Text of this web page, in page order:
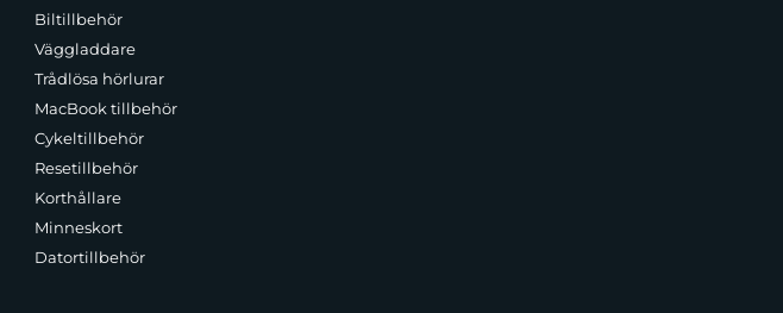
Biltillbehör
Väggladdare
Trådlösa hörlurar
MacBook tillbehör
Cykeltillbehör
Resetillbehör
Korthållare
Minneskort
Datortillbehör